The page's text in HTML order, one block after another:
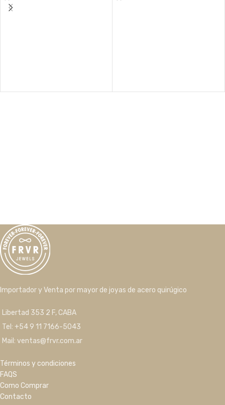
Importador y Venta por mayor de joyas de acero quirúgico
Libertad 353 2 F, CABA
Tel: +54 9 11 7166-5043
Mail: ventas@frvr.com.ar
Términos y condiciones
FAQS
Como Comprar
Contacto